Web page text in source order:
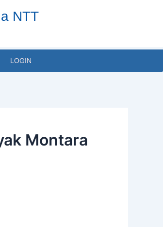
NTT
LOGIN
Montara